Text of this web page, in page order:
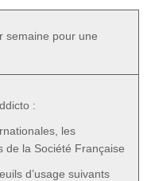
semaine pour une
:
les
de la Société Française
d’usage suivants